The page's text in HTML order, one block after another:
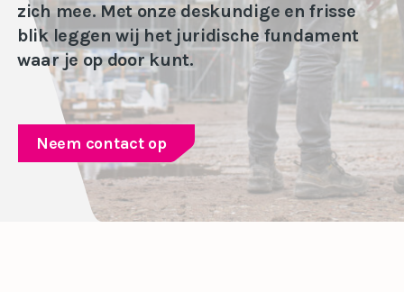
zich mee. Met onze deskundige en frisse
blik leggen wij het juridische fundament
waar je op door kunt.
Neem contact op